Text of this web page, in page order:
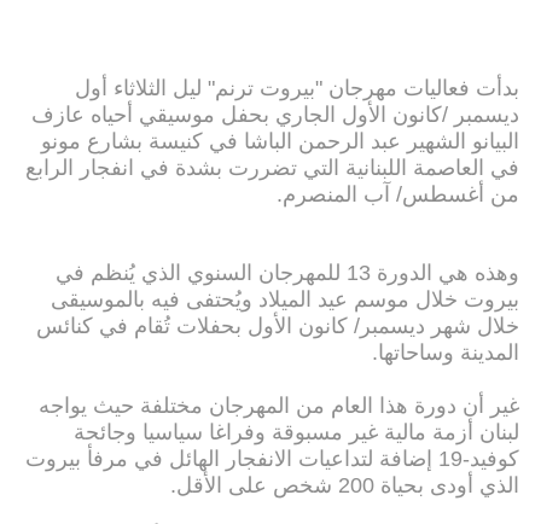
بدأت فعاليات مهرجان "بيروت ترنم" ليل الثلاثاء أول
ديسمبر /كانون الأول الجاري بحفل موسيقي أحياه عازف
البيانو الشهير عبد الرحمن الباشا في كنيسة بشارع مونو
في العاصمة اللبنانية التي تضررت بشدة في انفجار الرابع
من أغسطس/ آب المنصرم.
وهذه هي الدورة 13 للمهرجان السنوي الذي يُنظم في
بيروت خلال موسم عيد الميلاد ويُحتفى فيه بالموسيقى
خلال شهر ديسمبر/ كانون الأول بحفلات تُقام في كنائس
المدينة وساحاتها.
غير أن دورة هذا العام من المهرجان مختلفة حيث يواجه
لبنان أزمة مالية غير مسبوقة وفراغا سياسيا وجائحة
كوفيد-19 إضافة لتداعيات الانفجار الهائل في مرفأ بيروت
الذي أودى بحياة 200 شخص على الأقل.